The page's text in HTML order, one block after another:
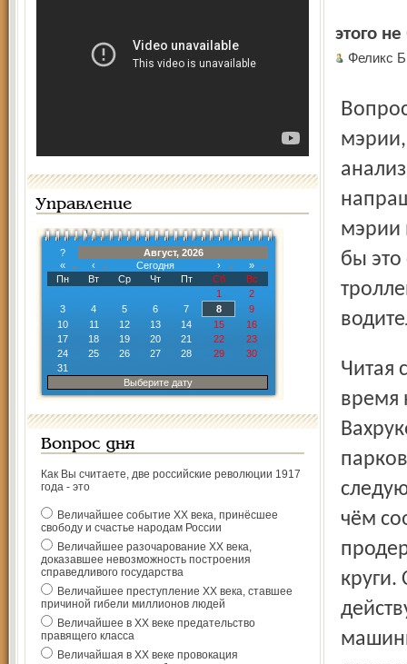
Управление
?
Август, 2026
«
‹ Сегодня ›
»
Пн
Вт Ср Чт Пт Сб
Вс
1
2
3
4 5 6 7 8
9
10
11 12 13 14 15
16
17
18 19 20 21 22
23
24
25 26 27 28 29
30
31
Выберите дату
Вопрос дня
Как Вы считаете, две российские революции 1917
года - это
Величайшее событие ХХ века, принёсшее
свободу и счастье народам России
Величайшее разочарование ХХ века,
доказавшее невозможность построения
справедливого государства
Величайшее преступление ХХ века, ставшее
причиной гибели миллионов людей
Величайшее в ХХ веке предательство
правящего класса
Величайшая в ХХ веке провокация
этого
Феликс
Вопрос в том: как не догадались до сих пор чиновники
мэрии,
мэрии
бы это
Читая статью, я вспомнил следующий эпизод. Некоторое
время
чём
круги.